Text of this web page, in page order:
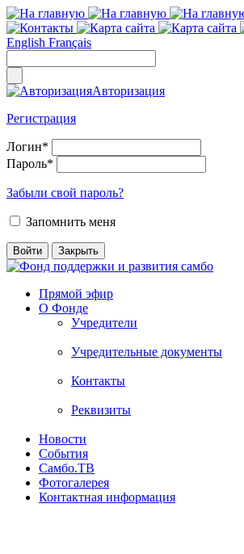
English Français
Авторизация
Регистрация
Логин*
Пароль*
Забыли свой пароль?
Запомнить меня
Прямой эфир
О Фонде
Учредители
Учредительные документы
Контакты
Реквизиты
Новости
События
Самбо.ТВ
Фотогалерея
Контактная информация